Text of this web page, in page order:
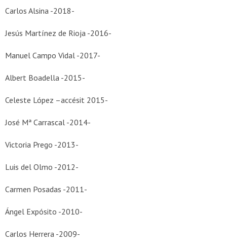
Carlos Alsina -2018-
Jesús Martínez de Rioja -2016-
Manuel Campo Vidal -2017-
Albert Boadella -2015-
Celeste López –accésit 2015-
José Mª Carrascal -2014-
Victoria Prego -2013-
Luis del Olmo -2012-
Carmen Posadas -2011-
Ángel Expósito -2010-
Carlos Herrera -2009-